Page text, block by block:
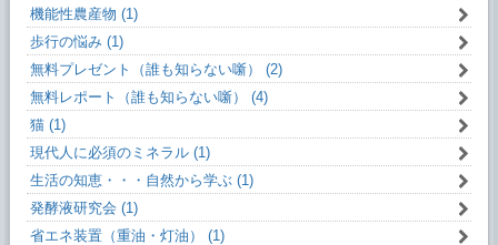
機能性農産物 (1)
歩行の悩み (1)
無料プレゼント（誰も知らない噺） (2)
無料レポート（誰も知らない噺） (4)
猫 (1)
現代人に必須のミネラル (1)
生活の知恵・・・自然から学ぶ (1)
発酵液研究会 (1)
省エネ装置（重油・灯油） (1)